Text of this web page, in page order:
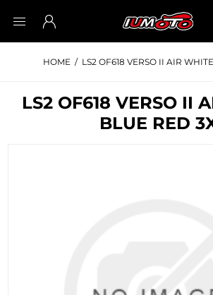
HOME / LS2 OF618 VERSO II AIR
LS2 OF618 VERSO II
BLUE RED